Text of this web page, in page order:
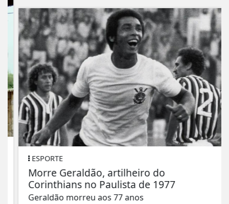
ESPORTE
Morre Geraldão, artilheiro do
Corinthians no Paulista de 1977
Geraldão morreu aos 77 anos